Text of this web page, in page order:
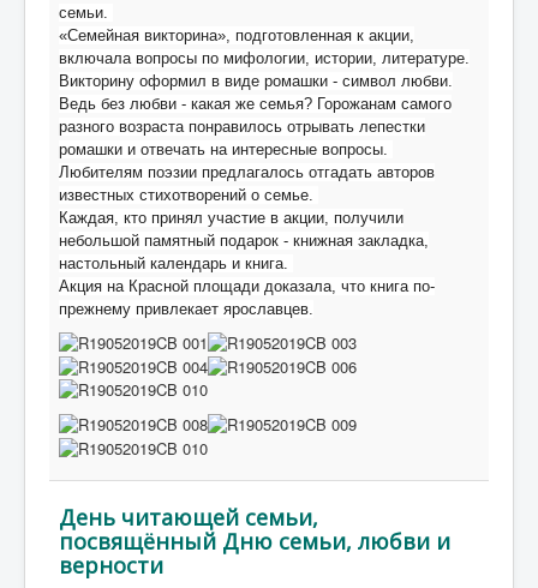
семьи.
«Семейная викторина», подготовленная к акции,
включала вопросы по мифологии, истории, литературе.
Викторину оформил в виде ромашки - символ любви.
Ведь без любви - какая же семья? Горожанам самого
разного возраста понравилось отрывать лепестки
ромашки и отвечать на интересные вопросы.
Любителям поэзии предлагалось отгадать авторов
известных стихотворений о семье.
Каждая, кто принял участие в акции, получили
небольшой памятный подарок - книжная закладка,
настольный календарь и книга.
Акция на Красной площади доказала, что книга по-
прежнему привлекает ярославцев.
День читающей семьи,
посвящённый Дню семьи, любви и
верности